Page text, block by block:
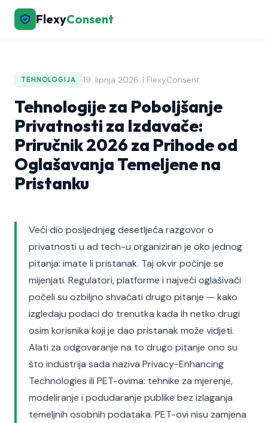
FlexyConsent
TEHNOLOGIJA 19. lipnja 2026. | FlexyConsent
Tehnologije za Poboljšanje
Privatnosti za Izdavače:
Priručnik 2026 za Prihode od
Oglašavanja Temeljene na
Pristanku
Veći dio posljednjeg desetljeća razgovor o
privatnosti u ad tech-u organiziran je oko jednog
pitanja: imate li pristanak. Taj okvir počinje se
mijenjati. Regulatori, platforme i najveći oglašivači
počeli su ozbiljno shvaćati drugo pitanje — kako
izgledaju podaci do trenutka kada ih netko drugi
osim korisnika koji je dao pristanak može vidjeti.
Alati za odgovaranje na to drugo pitanje ono su
što industrija sada naziva Privacy-Enhancing
Technologies ili PET-ovima: tehnike za mjerenje,
modeliranje i podudaranje publike bez izlaganja
temeljnih osobnih podataka. PET-ovi nisu zamjena